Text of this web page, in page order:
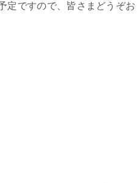
定ですので、皆さまどうぞお